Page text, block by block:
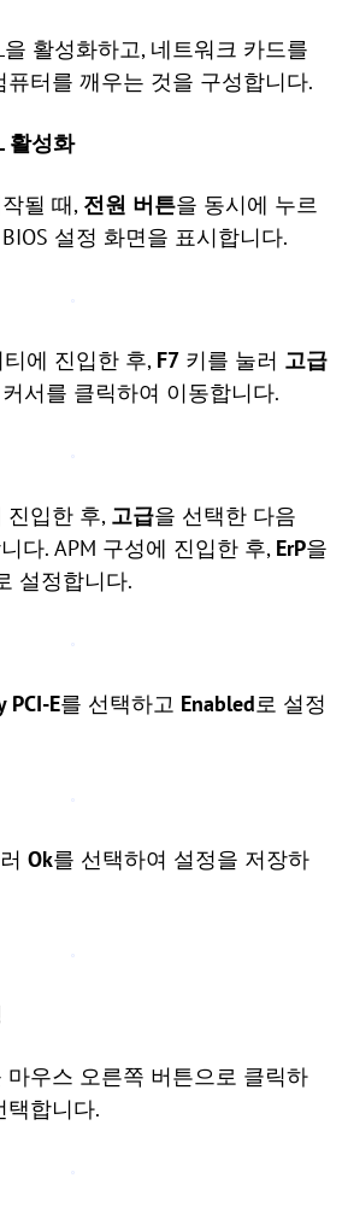
을 활성화하고, 네트워크 카드를
퓨터를 깨우는 것을 구성합니다.
활성화
될 때, 전원 버튼을 동시에 누르
설정 화면을 표시합니다.
티에 진입한 후, F7 키를 눌러 고급
서를 클릭하여 이동합니다.
진입한 후, 고급을 선택한 다음
다. APM 구성에 진입한 후, ErP을
설정합니다.
PCI-E를 선택하고 Enabled로 설정
Ok를 선택하여 설정을 저장하
우스 오른쪽 버튼으로 클릭하
택합니다.